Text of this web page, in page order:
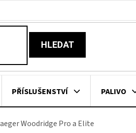
HLEDAT
PŘÍSLUŠENSTVÍ PALIVO
KNIHY O GRILOVÁNÍ
Woodridge Pro a Elite